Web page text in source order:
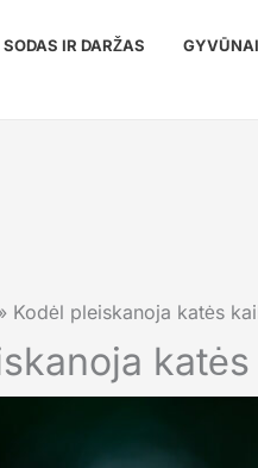
SODAS IR DARŽAS GYVŪNAI
Kodėl pleiskanoja katės